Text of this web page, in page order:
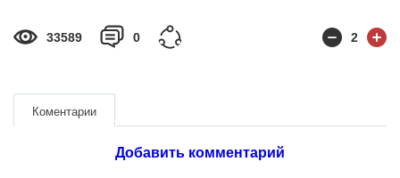
33589 0 2
Коментарии
Добавить комментарий